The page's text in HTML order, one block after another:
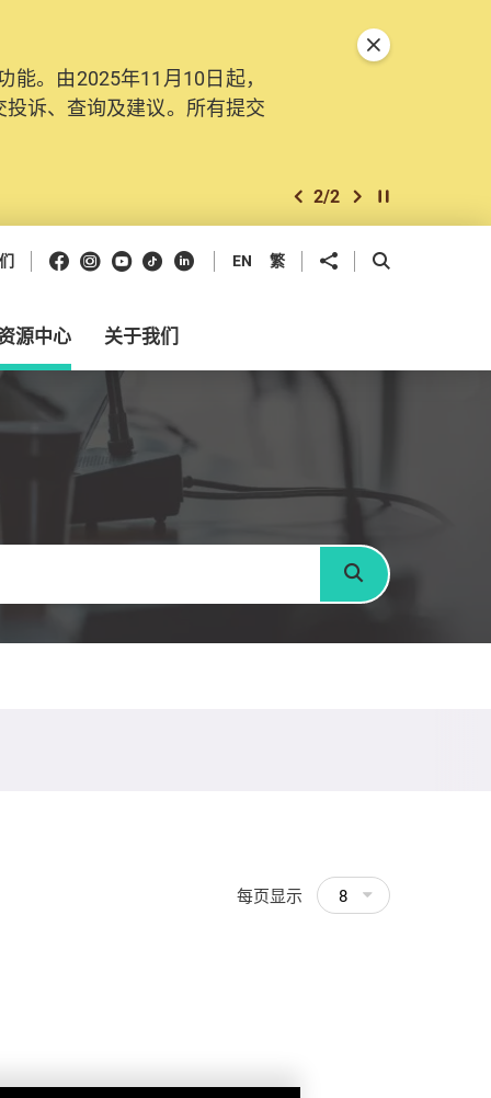
。由2025年11月10日起，
诉、查询及建议。所有提交
上一个
2/2 下一个开始/暂停幻灯
关闭特別通告
Facebook
Instagram
Youtube
抖音领英 EN 繁 分享到 开启搜寻框
源中心 关于我们
搜寻
每页显示 8